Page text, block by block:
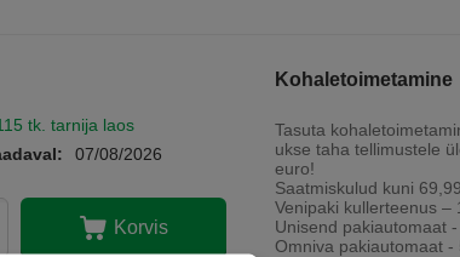
tk. tarnija laos
07/08/2026
Korvis
Kohaletoimetamine
Tasuta
ukse taha tellimustele
euro!
Saatmiskulud kuni
Venipaki kullerteenus –
Unisend pakiautomaat
Omniva pakiautomaat -